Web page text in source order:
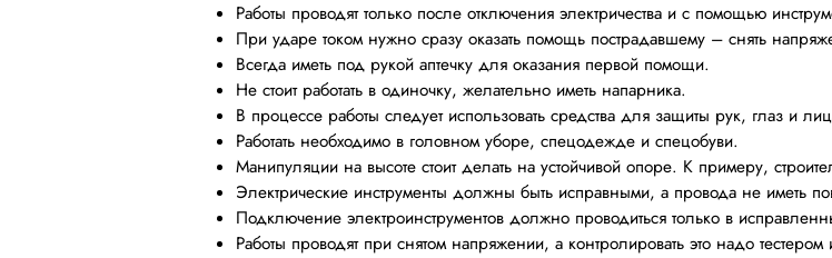
Работы проводят только после отключения электричества и с помощью
При ударе током нужно сразу оказать помощь пострадавшему – снять
Всегда иметь под рукой аптечку для оказания первой помощи.
Не стоит работать в одиночку, желательно иметь напарника.
В процессе работы следует использовать средства для защиты рук, глаз и
Работать необходимо в головном уборе, спецодежде и спецобуви.
Манипуляции на высоте стоит делать на устойчивой опоре. К примеру,
Электрические инструменты должны быть исправными, а провода не иметь
Подключение электроинструментов должно проводиться только в
Работы проводят при снятом напряжении, а контролировать это надо